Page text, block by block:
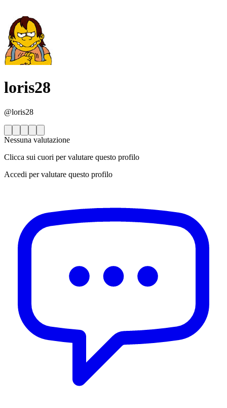
loris28
@loris28
Nessuna valutazione
Clicca sui cuori per valutare questo profilo
Accedi per valutare questo profilo